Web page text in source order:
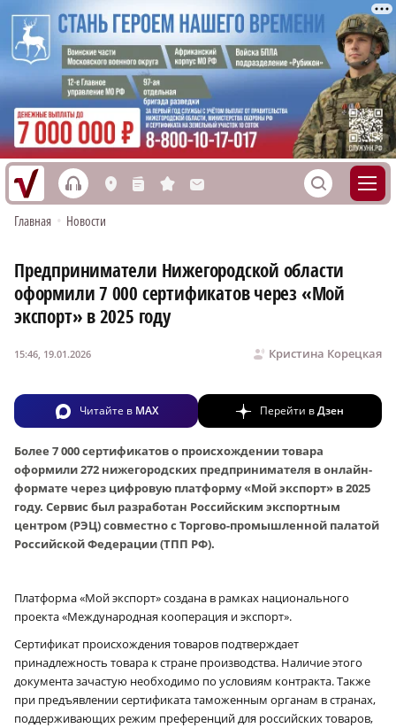
h L n s M S
Главная • Новости
Предприниматели Нижегородской области
оформили 7 000 сертификатов через «Мой
экспорт» в 2025 году
Кристина Корецкая
15:46, 19.01.2026
Читайте в MAX Перейти вДзен
Более 7 000 сертификатов о происхождении товара
оформили 272 нижегородских предпринимателя в онлайн-
формате через цифровую платформу «Мой экспорт» в 2025
году. Сервис был разработан Российским экспортным
центром (РЭЦ) совместно с Торгово-промышленной палатой
Российской Федерации (ТПП РФ).
Платформа «Мой экспорт» создана в рамках национального
проекта «Международная кооперация и экспорт».
Сертификат происхождения товаров подтверждает
принадлежность товара к стране производства. Наличие этого
документа зачастую необходимо по условиям контракта. Также
при предъявлении сертификата таможенным органам в странах,
поддерживающих режим преференций для российских товаров,